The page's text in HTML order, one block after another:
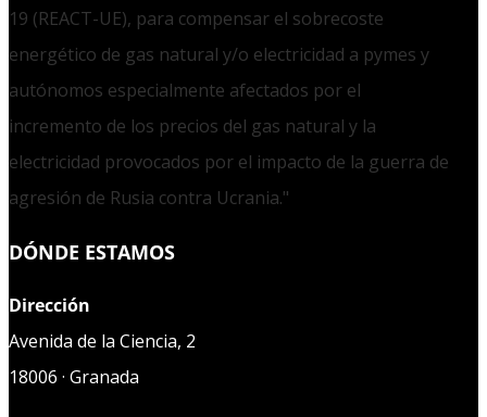
19 (REACT-UE), para compensar el sobrecoste
energético de gas natural y/o electricidad a pymes y
autónomos especialmente afectados por el
incremento de los precios del gas natural y la
electricidad provocados por el impacto de la guerra de
agresión de Rusia contra Ucrania."
DÓNDE ESTAMOS
Dirección
Avenida de la Ciencia, 2
18006 · Granada